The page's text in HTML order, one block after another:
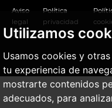
Utilizamos
Usamos cookies y
tu experiencia de
mostrarte contenidos
adecuados, para
Aviso
legal
Política
privacidad